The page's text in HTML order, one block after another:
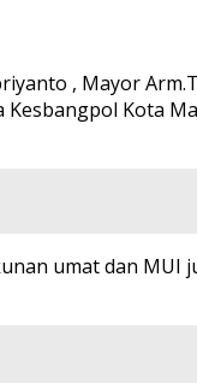
, Mayor
Kota
umat dan